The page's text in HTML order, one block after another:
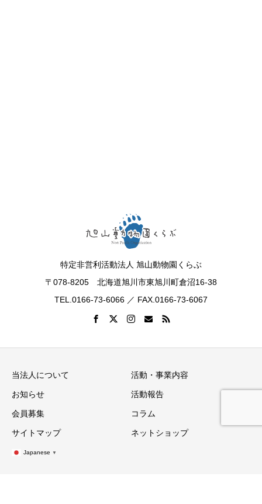
特定非営利活動法人 旭山動物園くらぶ
〒078-8205 北海道旭川市東旭川町倉沼16-38
TEL.0166-73-6066 ／ FAX.0166-73-6067
当法人について 活動・事業内容
お知らせ 活動報告
会員募集 コラム
サイトマップ ネットショップ
Japanese ▼